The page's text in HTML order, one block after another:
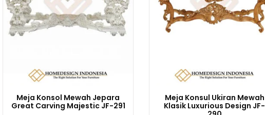
Meja Konsol Mewah Jepara
Great Carving Majestic JF-291
Meja Konsul Ukiran Mewah
Klasik Luxurious Design JF-